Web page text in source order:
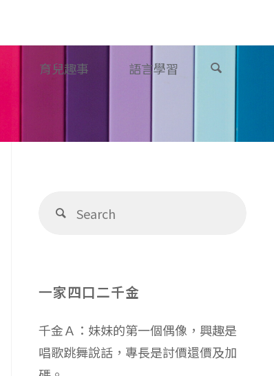
育兒趣事 語言學習 Search
Search
一家四口二千金
千金Ａ：妹妹的第一個偶像，興趣是
唱歌跳舞說話，專長是討價還價及加